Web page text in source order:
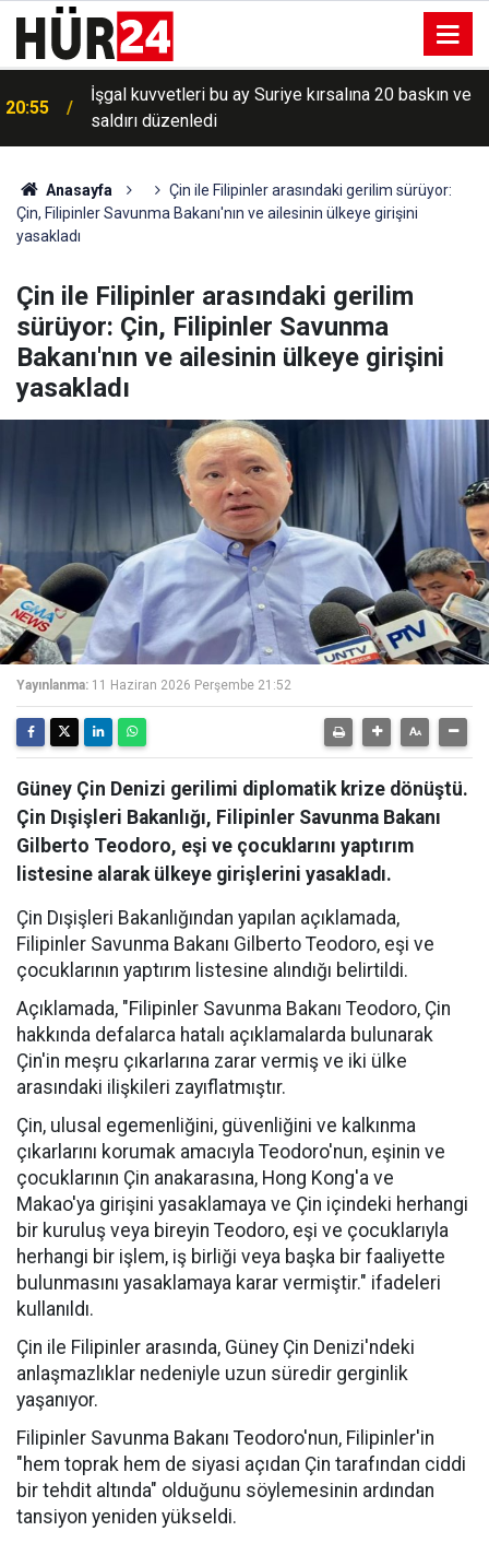
20:55
İşgal kuvvetleri bu ay Suriye kırsalına 20 baskın ve
saldırı düzenledi
Anasayfa
Çin ile Filipinler arasındaki gerilim sürüyor:
Çin, Filipinler Savunma Bakanı'nın ve ailesinin ülkeye girişini
yasakladı
Çin ile Filipinler arasındaki gerilim
sürüyor: Çin, Filipinler Savunma
Bakanı'nın ve ailesinin ülkeye girişini
yasakladı
Yayınlanma: 11 Haziran 2026 Perşembe 21:52
Güney Çin Denizi gerilimi diplomatik krize dönüştü.
Çin Dışişleri Bakanlığı, Filipinler Savunma Bakanı
Gilberto Teodoro, eşi ve çocuklarını yaptırım
listesine alarak ülkeye girişlerini yasakladı.
Çin Dışişleri Bakanlığından yapılan açıklamada,
Filipinler Savunma Bakanı Gilberto Teodoro, eşi ve
çocuklarının yaptırım listesine alındığı belirtildi.
Açıklamada, "Filipinler Savunma Bakanı Teodoro, Çin
hakkında defalarca hatalı açıklamalarda bulunarak
Çin'in meşru çıkarlarına zarar vermiş ve iki ülke
arasındaki ilişkileri zayıflatmıştır.
Çin, ulusal egemenliğini, güvenliğini ve kalkınma
çıkarlarını korumak amacıyla Teodoro'nun, eşinin ve
çocuklarının Çin anakarasına, Hong Kong'a ve
Makao'ya girişini yasaklamaya ve Çin içindeki herhangi
bir kuruluş veya bireyin Teodoro, eşi ve çocuklarıyla
herhangi bir işlem, iş birliği veya başka bir faaliyette
bulunmasını yasaklamaya karar vermiştir." ifadeleri
kullanıldı.
Çin ile Filipinler arasında, Güney Çin Denizi'ndeki
anlaşmazlıklar nedeniyle uzun süredir gerginlik
yaşanıyor.
Filipinler Savunma Bakanı Teodoro'nun, Filipinler'in
"hem toprak hem de siyasi açıdan Çin tarafından ciddi
bir tehdit altında" olduğunu söylemesinin ardından
tansiyon yeniden yükseldi.